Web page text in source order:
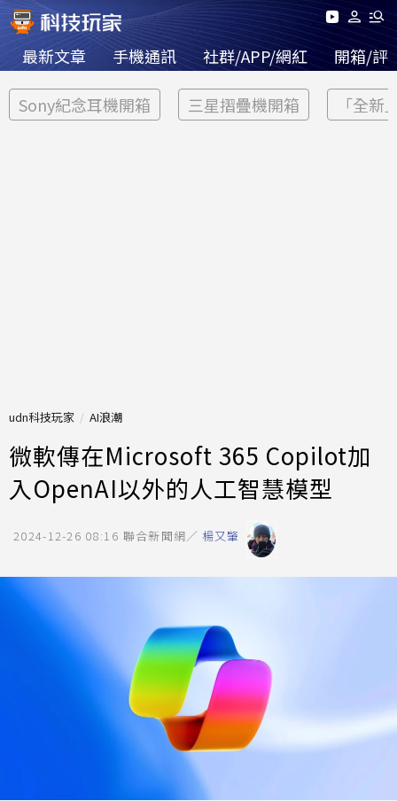
最新文章 手機通訊 社群/APP/網紅 開箱/評
Sony紀念耳機開箱 三星摺疊機開箱 「全新
udn科技玩家 AI浪潮
微軟傳在Microsoft 365 Copilot加
入OpenAI以外的人工智慧模型
2024-12-26 08:16 聯合新聞網／ 楊又肇